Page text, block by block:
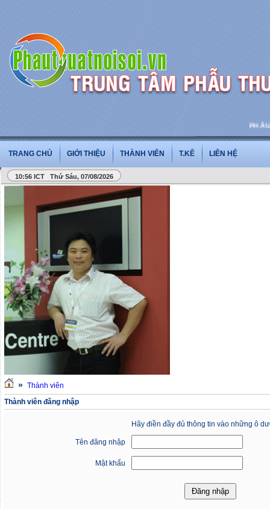
PHẪU
TRANG CHỦ GIỚI THIỆU THÀNH VIÊN T.KÊ LIÊN HỆ
10:56 ICT Thứ Sáu, 07/08/2026
» Thành viên
Thành viên đăng nhập
Hãy điền đầy đủ thông tin vào những ô
Tên đăng nhập
Mật khẩu